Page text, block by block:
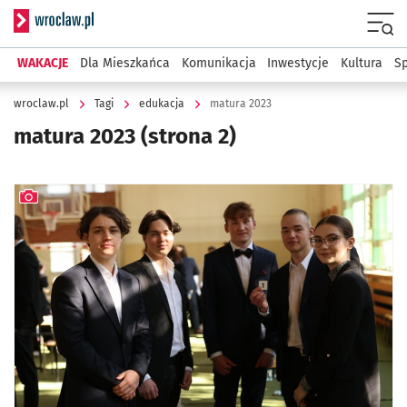
Serwis informacyjny wroclaw.pl
WAKACJE Dla Mieszkańca Komunikacja Inwestycje Kultura
wroclaw.pl Tagi edukacja matura 2023
matura 2023 (strona 2)